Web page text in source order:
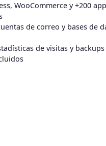
WooCommerce y +200
de correo y bases de
de visitas y backups